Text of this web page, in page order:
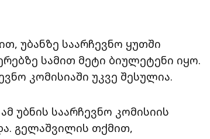
უბანზე საარჩევნო ყუთში
სამით მეტი ბიულეტენი იყო.
კომისიაში უკვე შესულია.
უბნის საარჩევნო კომისიის
გელაშვილის თქმით,